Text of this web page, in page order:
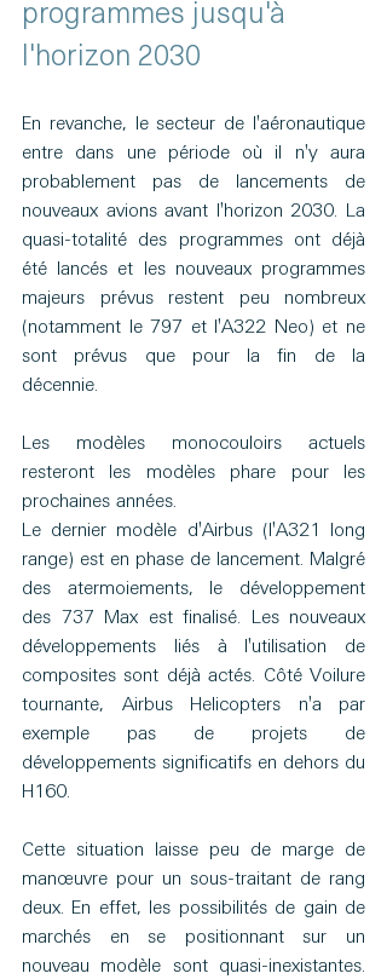
programmes jusqu'à
l'horizon 2030
En revanche, le secteur de l'aéronautique
entre dans une période où il n'y aura
probablement pas de lancements de
nouveaux avions avant l'horizon 2030. La
quasi-totalité des programmes ont déjà
été lancés et les nouveaux programmes
majeurs prévus restent peu nombreux
(notamment le 797 et l'A322 Neo) et ne
sont prévus que pour la fin de la
décennie.
Les modèles monocouloirs actuels
resteront les modèles phare pour les
prochaines années.
Le dernier modèle d'Airbus (l'A321 long
range) est en phase de lancement. Malgré
des atermoiements, le développement
des 737 Max est finalisé. Les nouveaux
développements liés à l'utilisation de
composites sont déjà actés. Côté Voilure
tournante, Airbus Helicopters n'a par
exemple pas de projets de
développements significatifs en dehors du
H160.
Cette situation laisse peu de marge de
manœuvre pour un sous-traitant de rang
deux. En effet, les possibilités de gain de
marchés en se positionnant sur un
nouveau modèle sont quasi-inexistantes.